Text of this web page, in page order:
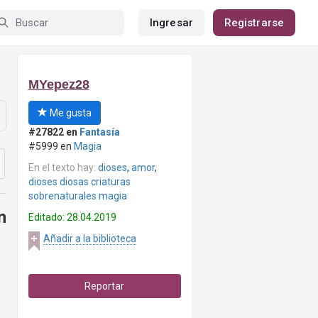
Ingresar Registrarse
MYepez28
Me gusta
#27822 en Fantasía
#5999 en Magia
En el texto hay: dioses, amor,
dioses diosas criaturas
sobrenaturales magia
Editado: 28.04.2019
Añadir a la biblioteca
Reportar